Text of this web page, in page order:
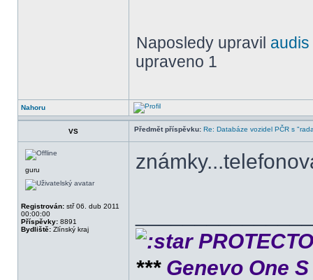
Naposledy upravil audis
upraveno 1
Nahoru
VS Předmět příspěvku: Re: Databáze vozidel PČR s
guru
Registrován: stř 06. dub 2011
00:00:00
Příspěvky: 8891
Bydliště: Zlínský kraj
***Genevo One